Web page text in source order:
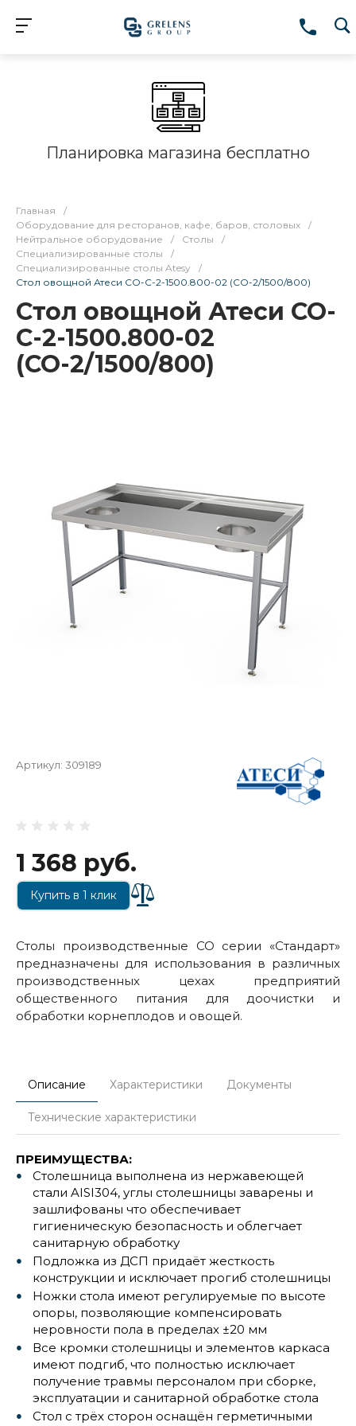
Планировка магазина бесплатно
Главная
/
Оборудование для ресторанов, кафе, баров, столовых
/
Нейтральное оборудование
/ Столы
/
Специализированные столы
/
Специализированные столы Atesy
/
Стол овощной Атеси СО-С-2-1500.800-02 (СО-2/1500/800)
Стол овощной Атеси СО-
С-2-1500.800-02
(СО-2/1500/800)
Артикул: 309189
1 368 руб.
Купить в 1 клик
Столы производственные СО серии «Стандарт»
предназначены для использования в различных
производственных цехах предприятий
общественного питания для доочистки и
обработки корнеплодов и овощей.
Описание Характеристики Документы
Технические характеристики
ПРЕИМУЩЕСТВА:
Столешница выполнена из нержавеющей
стали AISI304, углы столешницы заварены и
зашлифованы что обеспечивает
гигиеническую безопасность и облегчает
санитарную обработку
Подложка из ДСП придаёт жесткость
конструкции и исключает прогиб столешницы
Ножки стола имеют регулируемые по высоте
опоры, позволяющие компенсировать
неровности пола в пределах ±20 мм
Все кромки столешницы и элементов каркаса
имеют подгиб, что полностью исключает
получение травмы персоналом при сборке,
эксплуатации и санитарной обработке стола
Стол с трёх сторон оснащён герметичными